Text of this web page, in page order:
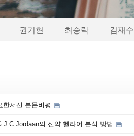
권기현 최승락 김재수
한서신 본문비평
J C Jordaan의 신약 헬라어 분석 방법